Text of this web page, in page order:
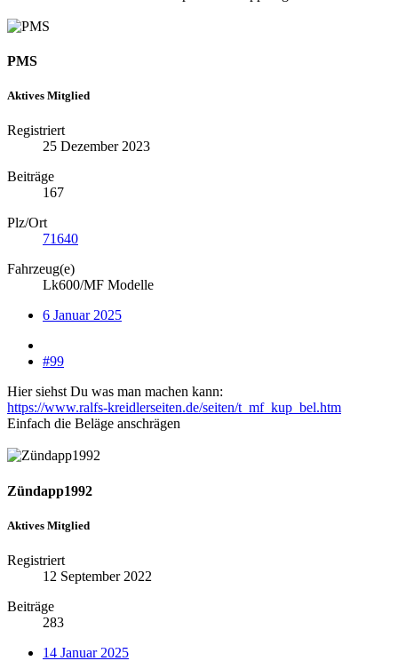
PMS
Aktives Mitglied
Registriert
25 Dezember 2023
Beiträge
167
Plz/Ort
71640
Fahrzeug(e)
Lk600/MF Modelle
6 Januar 2025
#99
Hier siehst Du was man machen kann:
https://www.ralfs-kreidlerseiten.de/seiten/t_mf_kup_bel.htm
Einfach die Beläge anschrägen
Zündapp1992
Aktives Mitglied
Registriert
12 September 2022
Beiträge
283
14 Januar 2025